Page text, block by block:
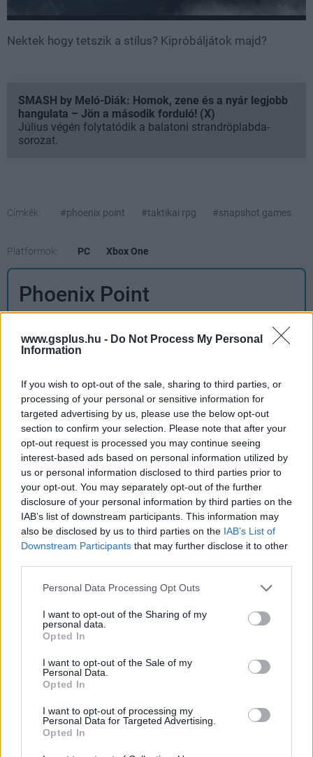
www.gsplus.hu - Do Not Process My Personal
Information
If you wish to opt-out of the sale, sharing to third parties, or
processing of your personal or sensitive information for
targeted advertising by us, please use the below opt-out
section to confirm your selection. Please note that after your
opt-out request is processed you may continue seeing
interest-based ads based on personal information utilized by
us or personal information disclosed to third parties prior to
your opt-out. You may separately opt-out of the further
disclosure of your personal information by third parties on the
IAB’s list of downstream participants. This information may
also be disclosed by us to third parties on the IAB’s List of
Downstream Participants that may further disclose it to other
Please note that this website/app uses one or more Google
not limited to your visit or usage behaviour. You may click to
grant or deny consent to Google and its third-party tags to
use your data for below specified purposes in below Google
consent section.
Personal Data Processing Opt Outs
I want to opt-out of the Sharing of my
personal data.
Opted In
I want to opt-out of the Sale of my
Personal Data.
Opted In
I want to opt-out of processing my
Personal Data for Targeted Advertising.
Opted In
Nektek hogy tetszik a stílus? Kipróbáljátok majd?
SMASH by Meló-Diák: Homok, zene és a nyár legjobb
hangulata – Jön a második forduló! (X)
Július végén folytatódik a balatoni strandröplabda-
sorozat.
Címkék: #phoenix point #taktikai rpg #snapshot games
Platformok: PC Xbox One
Phoenix Point
Nem ártott volna neki még több fejlesztési idő, de
Ami tetszett
Izgalmas sztori
Taktikus harcok
Sok lehetőség
Ami nem tetszett
Szüksége lett volna még csiszolásra
Nem túl emlékezetes zene